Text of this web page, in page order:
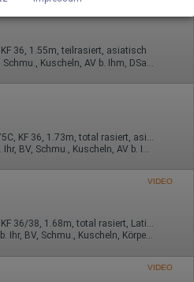
analytics/devguides/collectio
_cookie_usage
die Benutzung unserer
Browser übermittelte IP-Adresse
Dabei können aus den
Nutzungsprofile der Nutzer
wird Google gegebenenfalls
dies gesetzlich
Dritte diese Daten im Auftrag
Adresse der Nutzer wird von
der Europäischen Union
des Abkommens über den
gekürzt, dies bedeutet, dass alle
Nur in Ausnahmefällen wird die
von Google in den USA
36, 1.55m, teilrasiert, asiatisch
AV, 69, Franz b. Ihr, BV, Schmu., Kuscheln, AV b. Ihm, DSa
VIDEO
25 Jahre, 90C, KF 36/38, 1.68m, total rasiert, Latina
69, GF6, Franz b. Ihr, BV, Schmu., Kuscheln, Körperküs., DSa
VIDEO